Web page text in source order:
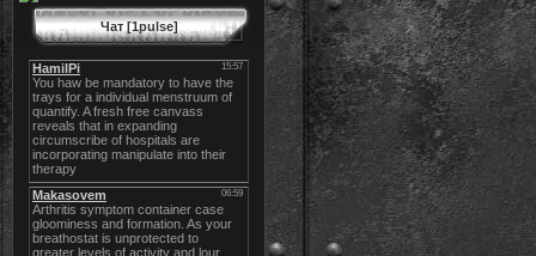
Чат [1pulse]